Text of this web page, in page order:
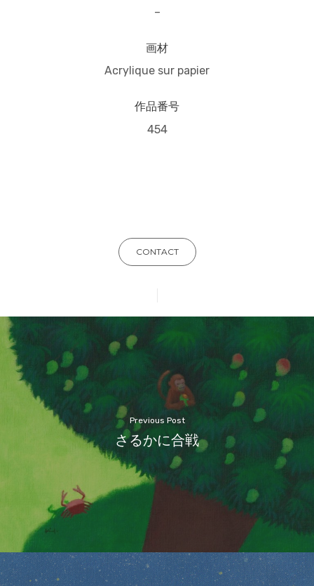
–
画材
Acrylique sur papier
作品番号
454
CONTACT
Previous Post
さるかに合戦